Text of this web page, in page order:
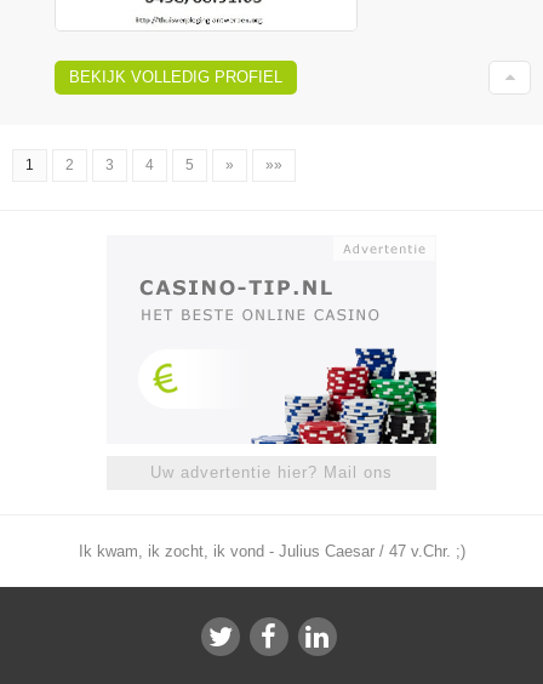
BEKIJK VOLLEDIG PROFIEL
1 2 3 4 5 » »»
Uw advertentie hier? Mail ons
Ik kwam, ik zocht, ik vond - Julius Caesar / 47 v.Chr. ;)